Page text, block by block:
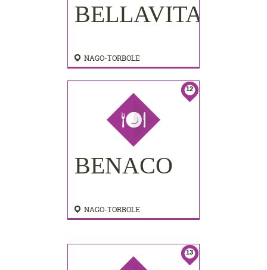
BELLAVITA
NAGO-TORBOLE
12
BENACO
NAGO-TORBOLE
13